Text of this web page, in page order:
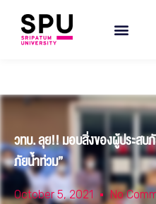
วทบ. ลุย!! มอบสิ่งของผู้ประสบ
ภัยน้ำท่วม”
October 5, 2021 No